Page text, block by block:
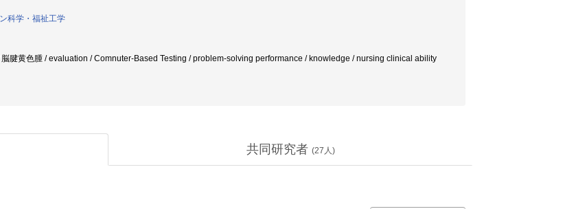
科学・福祉工学
脳腱黄色腫 / evaluation / Comnuter-Based Testing / problem-solving performance / knowledge / nursing clinical ability
共同研究者 (27 人)